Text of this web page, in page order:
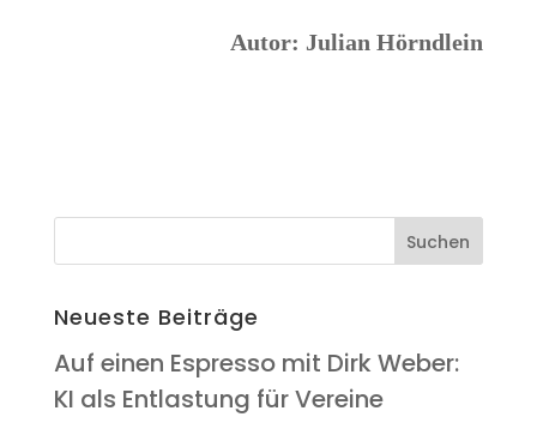
Autor: Juli­an Hörndlein
Neu­es­te Beiträge
Auf einen Espres­so mit Dirk Weber:
KI als Ent­las­tung für Vereine